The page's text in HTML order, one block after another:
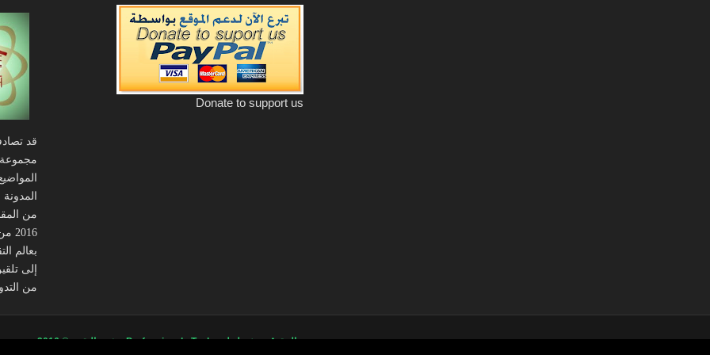
Donate to support us
قد
من
بعالم
إلى
من
جميع الحقوق محفوظة لدىProfessional - Tech _ خبير التقنية © 2016